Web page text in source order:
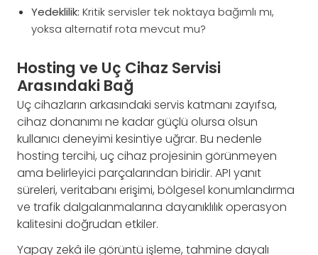
Yedeklilik: Kritik servisler tek noktaya bağımlı mı,
yoksa alternatif rota mevcut mu?
Hosting ve Uç Cihaz Servisi
Arasındaki Bağ
Uç cihazların arkasındaki servis katmanı zayıfsa,
cihaz donanımı ne kadar güçlü olursa olsun
kullanıcı deneyimi kesintiye uğrar. Bu nedenle
hosting tercihi, uç cihaz projesinin görünmeyen
ama belirleyici parçalarından biridir. API yanıt
süreleri, veritabanı erişimi, bölgesel konumlandırma
ve trafik dalgalanmalarına dayanıklılık operasyon
kalitesini doğrudan etkiler.
Yapay zekâ ile görüntü işleme, tahmine dayalı